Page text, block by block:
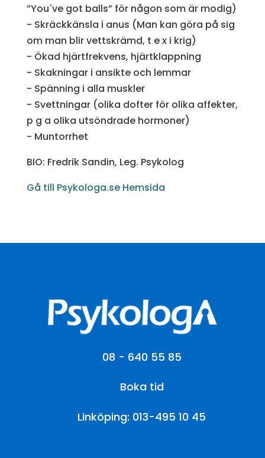
”You´ve got balls” för någon som är modig)
- Skräckkänsla i anus (Man kan göra på sig
om man blir vettskrämd, t e x i krig)
- Ökad hjärtfrekvens, hjärtklappning
- Skakningar i ansikte och lemmar
- Spänning i alla muskler
- Svettningar (olika dofter för olika affekter,
p g a olika utsöndrade hormoner)
- Muntorrhet
BIO: Fredrik Sandin, Leg. Psykolog
Gå till Psykologa.se Hemsida
08 - 640 55 85
Boka tid
Linköping: 013-495 10 45